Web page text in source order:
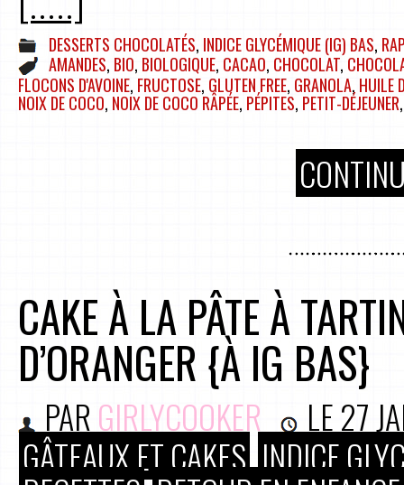
DESSERTS CHOCOLATÉS, INDICE GLYCÉMIQUE (IG) BAS,
AMANDES, BIO, BIOLOGIQUE, CACAO, CHOCOLAT,
FLOCONS D'AVOINE, FRUCTOSE, GLUTEN FREE, GRANOLA, HUILE
NOIX DE COCO, NOIX DE COCO RÂPÉE, PÉPITES, PETIT-DÉJEUNER
CAKE À LA PÂTE À
D’ORANGER {À IG BAS}
PAR GIRLYCOOKER LE27
GÂTEAUX ET CAKES INDICE